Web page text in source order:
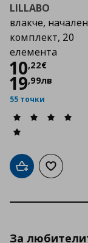
LILLABO
влакче, начален
комплект, 20
елемента
10,22€
Цена
19,99лв
55 точки
Добави вДобави
За